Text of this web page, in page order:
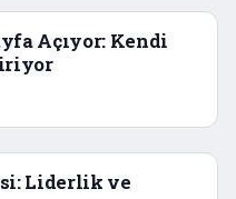
Açıyor: Kendi
Liderlik ve